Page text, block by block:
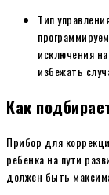
Тип
исключения
избежать
Как
Прибор для
ребенка на пути
должен быть